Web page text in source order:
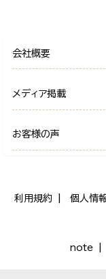
会社概要
メディア掲載
お客様の声
利用規約 個人情
note